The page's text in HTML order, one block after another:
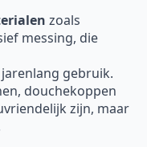
zoals
messing, die
gebruik.
douchekoppen
zijn, maar